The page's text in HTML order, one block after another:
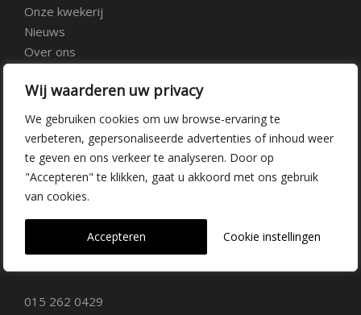
Wij waarderen uw privacy
We gebruiken cookies om uw browse-ervaring te
verbeteren, gepersonaliseerde advertenties of inhoud weer
te geven en ons verkeer te analyseren. Door op
"Accepteren" te klikken, gaat u akkoord met ons gebruik
van cookies.
Cookie instellingen
Accepteren
Onze kwekerij
Nieuws
Over ons
Vacatures
Contact
Kwekerij Delfgauw
Vrederustlaan 10
2645 AW Delfgauw
015 262 0429